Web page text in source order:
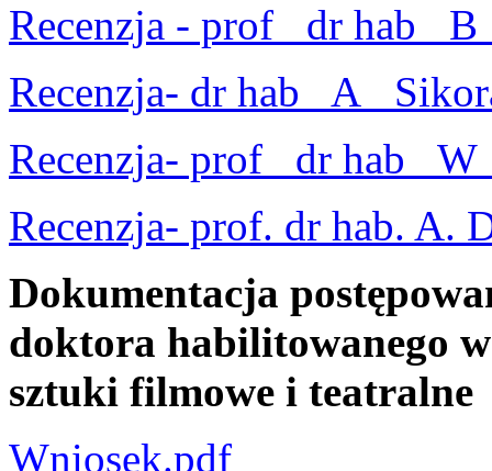
Recenzja - prof_ dr hab_
Recenzja- dr hab_ A_
Recenzja- prof_ dr hab_
Recenzja- prof. dr hab. A.
Dokumentacja
doktora habilitowanego
sztuki filmowe i teatralne
Wniosek.pdf